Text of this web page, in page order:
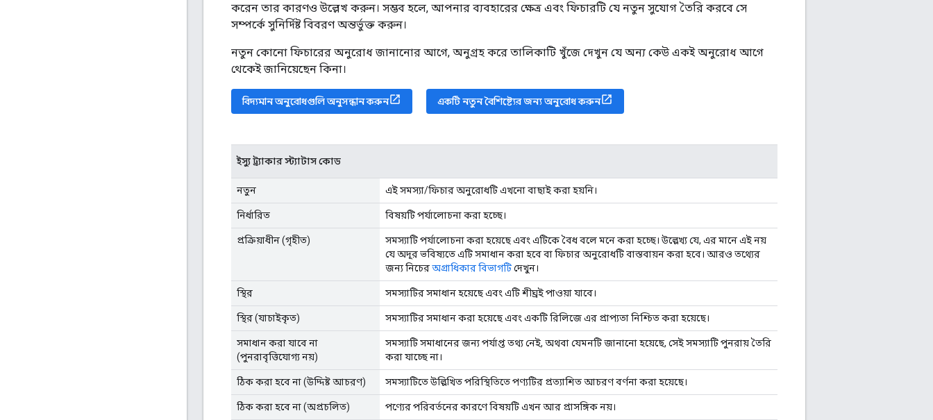
করেন তার কারণও উল্লেখ করুন। সম্ভব হলে, আপনার ব্যবহারের ক্ষেত্র এবং ফিচারটি যে নতুন সুযোগ তৈরি করবে সে
সম্পর্কে সুনির্দিষ্ট বিবরণ অন্তর্ভুক্ত করুন।
নতুন কোনো ফিচারের অনুরোধ জানানোর আগে, অনুগ্রহ করে তালিকাটি খুঁজে দেখুন যে অন্য কেউ একই অনুরোধ আগে
থেকেই জানিয়েছেন কিনা।
বিদ্যমান অনুরোধগুলি অনুসন্ধান করুন একটি নতুন বৈশিষ্ট্যের জন্য অনুরোধ করুন
ইস্যু ট্র্যাকার স্ট্যাটাস কোড
নতুন এই সমস্যা/ফিচার অনুরোধটি এখনো বাছাই করা হয়নি।
নির্ধারিত বিষয়টি পর্যালোচনা করা হচ্ছে।
প্রক্রিয়াধীন (গৃহীত)
সমস্যাটি পর্যালোচনা করা হয়েছে এবং এটিকে বৈধ বলে মনে করা হচ্ছে। উল্লেখ্য যে, এর মানে এই নয়
যে অদূর ভবিষ্যতে এটি সমাধান করা হবে বা ফিচার অনুরোধটি বাস্তবায়ন করা হবে। আরও তথ্যের
জন্য নিচেরঅগ্রাধিকার বিভাগটিদেখুন।
স্থির সমস্যাটির সমাধান হয়েছে এবং এটি শীঘ্রই পাওয়া যাবে।
স্থির (যাচাইকৃত) সমস্যাটির সমাধান করা হয়েছে এবং একটি রিলিজে এর প্রাপ্যতা নিশ্চিত করা হয়েছে।
সমাধান করা যাবে না
(পুনরাবৃত্তিযোগ্য নয়)
সমস্যাটি সমাধানের জন্য পর্যাপ্ত তথ্য নেই, অথবা যেমনটি জানানো হয়েছে, সেই সমস্যাটি পুনরায় তৈরি
করা যাচ্ছে না।
ঠিক করা হবে না (উদ্দিষ্ট আচরণ) সমস্যাটিতে উল্লিখিত পরিস্থিতিতে পণ্যটির প্রত্যাশিত আচরণ বর্ণনা করা হয়েছে।
ঠিক করা হবে না (অপ্রচলিত) পণ্যের পরিবর্তনের কারণে বিষয়টি এখন আর প্রাসঙ্গিক নয়।